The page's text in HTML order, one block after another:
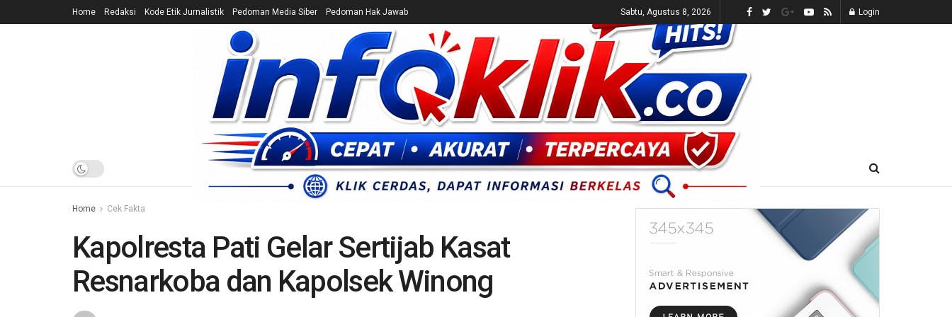
Home Redaksi Kode Etik Jurnalistik Pedoman Media Siber Pedoman Hak Jawab Sabtu, Agustus 8, 2026 Login
HOME NEWS CEK FAKTA ENTERTAINMENT BREAKING NEWS UMUM E-KORAN LIVE TV
Home Cek Fakta
Kapolresta Pati Gelar Sertijab Kasat
Resnarkoba dan Kapolsek Winong